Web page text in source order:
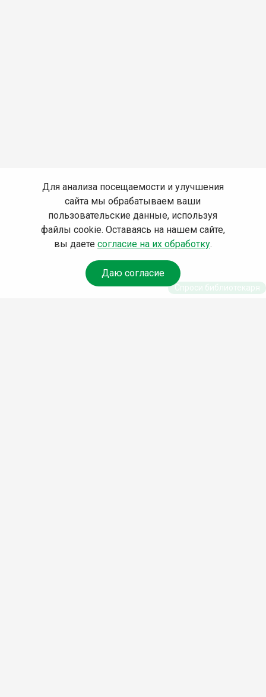
Для анализа посещаемости и улучшения
сайта мы обрабатываем ваши
пользовательские данные, используя
файлы cookie. Оставаясь на нашем сайте,
вы даете согласие на их обработку.
Даю согласие
Спроси библиотекаря